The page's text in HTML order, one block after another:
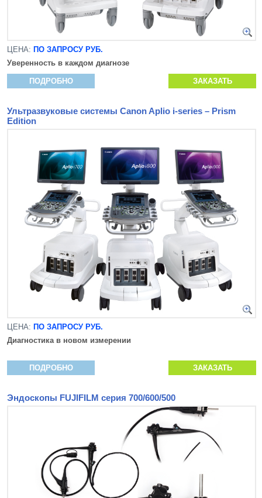
ЦЕНА: ПО ЗАПРОСУ РУБ.
Уверенность в каждом диагнозе
ПОДРОБНО ЗАКАЗАТЬ
Ультразвуковые системы Canon Aplio i-series – Prism
Edition
ЦЕНА: ПО ЗАПРОСУ РУБ.
Диагностика в новом измерении
ПОДРОБНО ЗАКАЗАТЬ
Эндоскопы FUJIFILM серия 700/600/500